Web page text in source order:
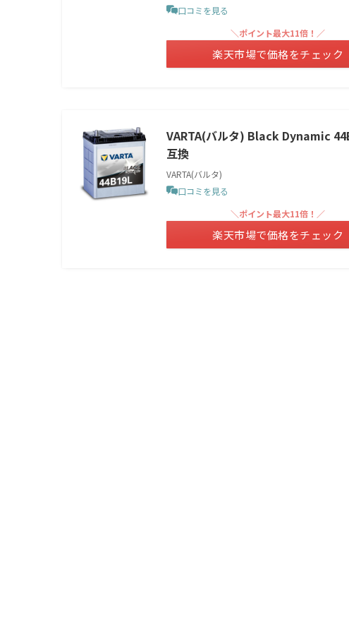
口コミを見る
＼ポイント最大11倍！／
楽天市場で価格をチェック
VARTA(バルタ) Black Dynamic
互換
VARTA(バルタ)
口コミを見る
＼ポイント最大11倍！／
楽天市場で価格をチェック